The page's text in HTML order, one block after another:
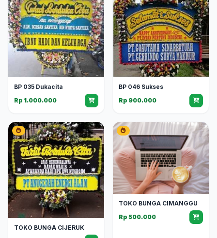
BP 035 Dukacita
Rp 1.000.000
BP 046 Sukses
Rp 900.000
TOKO BUNGA CIJERUK
TOKO BUNGA CIMANGGU
Rp 500.000